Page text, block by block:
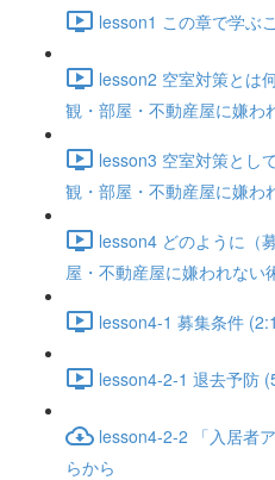
lesson1 この章で学ぶ
lesson2 空室対策とは
観・部屋・不動産屋に嫌わ
lesson3 空室対策とし
観・部屋・不動産屋に嫌わ
lesson4 どのように（
屋・不動産屋に嫌われない
lesson4-1 募集条件
lesson4-2-1 退去予防
lesson4-2-2 「入居者
らから